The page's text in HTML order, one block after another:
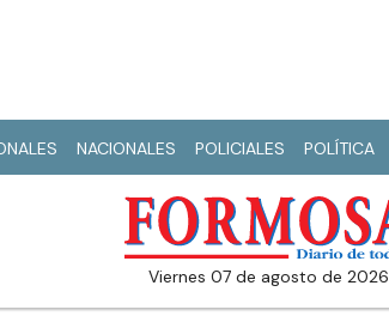
NACIONALES POLICIALES POLÍTICA
viernes 07 de agosto de 2026